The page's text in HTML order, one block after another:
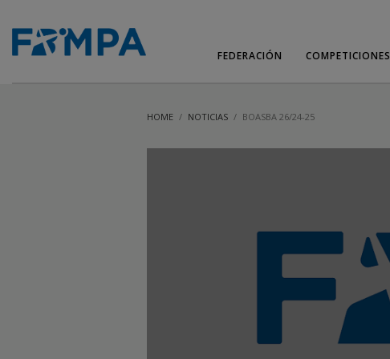
FEDERACIÓN COMPETICIONES
HOME NOTICIAS BOASBA 26/24-25